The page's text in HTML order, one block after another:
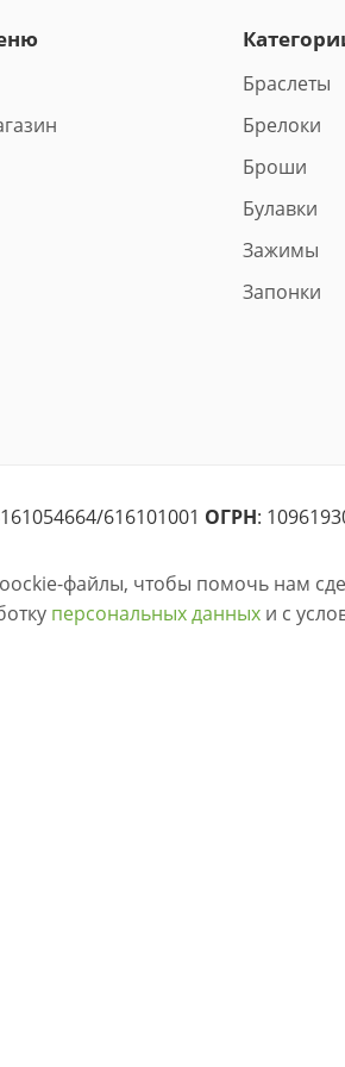
Браслеты
Брелоки
Броши
Булавки
Зажимы
Запонки
616101001 ОГРН:
файлы, чтобы помочь нам
персональных данных и с